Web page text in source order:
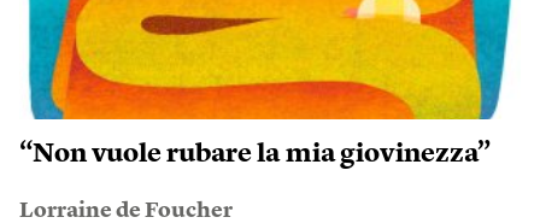
“Non vuole rubare la mia giovinezza”
Lorraine de Foucher